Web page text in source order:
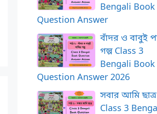
Bengali Book
Question Answer
বাঁদর ও বাবুই
গল্প Class 3
Bengali Book
Question Answer 2026
সবার আমি ছাত্র
Class 3